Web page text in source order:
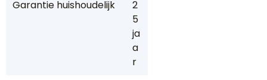
Garantie huishoudelijk
2
5
ja
a
r